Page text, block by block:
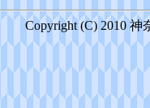
Copyright (C) 2010 神